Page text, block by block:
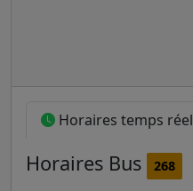
Horaires temps réel
Horaires Bus 268